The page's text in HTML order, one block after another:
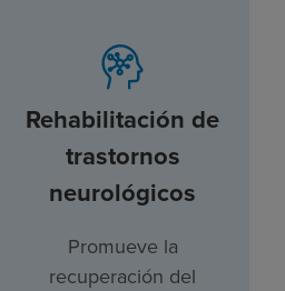
Rehabilitación de
trastornos
neurológicos
Promueve la
recuperación del